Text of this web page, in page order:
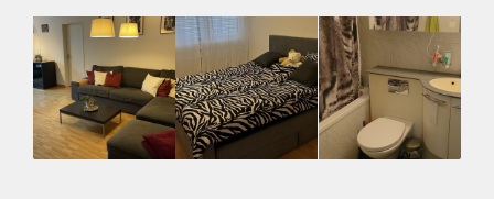
it might be an ideal place for your stay, we can schedule
anytime after 6pm to show you the property.
Lease Terms:
- Month to month. OR 1-6 months. OR 1year.
- Pet allowed.